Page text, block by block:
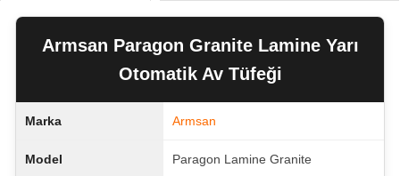
Armsan Paragon Granite Lamine Yarı
Otomatik Av Tüfeği
Marka Armsan
Model Paragon Lamine Granite